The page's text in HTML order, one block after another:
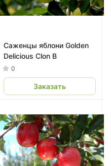
Саженцы яблони Golden
Delicious Сlon B
0
Заказать